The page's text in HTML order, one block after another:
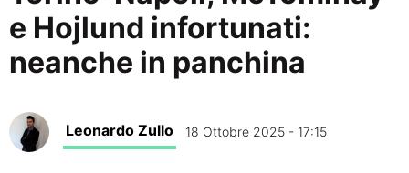
e Hojlund infortunati:
neanche in panchina
Leonardo Zullo 18 Ottobre 2025 - 17:15